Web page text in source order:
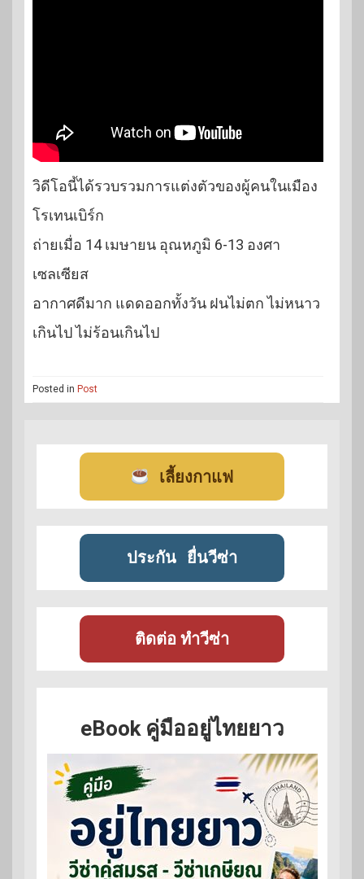
วิดีโอนี้ได้รวบรวมการแต่งตัวของผู้คนในเมือง
โรเทนเบิร์ก
ถ่ายเมื่อ 14 เมษายน อุณหภูมิ 6-13 องศา
เซลเซียส
อากาศดีมาก แดดออกทั้งวัน ฝนไม่ตก ไม่หนาว
เกินไป ไม่ร้อนเกินไป
Posted in Post
เลี้ยงกาแฟ
ประกัน ยื่นวีซ่า
ติดต่อ ทำวีซ่า
eBook คู่มืออยู่ไทยยาว